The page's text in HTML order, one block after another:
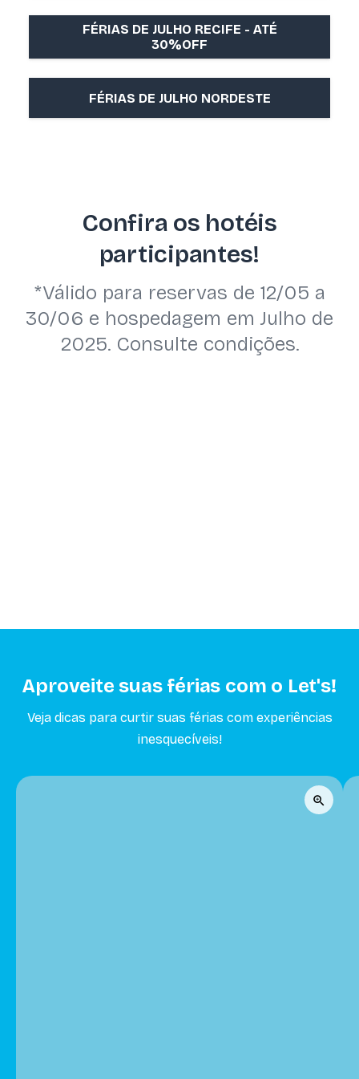
FÉRIAS DE JULHO RECIFE - ATÉ
30%OFF
FÉRIAS DE JULHO NORDESTE
Confira os hotéis
participantes!
*Válido para reservas de 12/05 a
30/06 e hospedagem em Julho de
2025. Consulte condições.
Aproveite suas férias com o Let's!
Veja dicas para curtir suas férias com experiências
inesquecíveis!